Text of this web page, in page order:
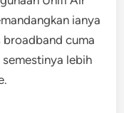
ianya
cuma
lebih